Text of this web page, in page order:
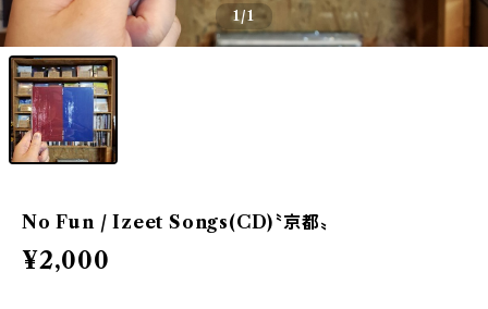
1/1
No Fun / Izeet Songs(CD)〝京都〟
¥2,000